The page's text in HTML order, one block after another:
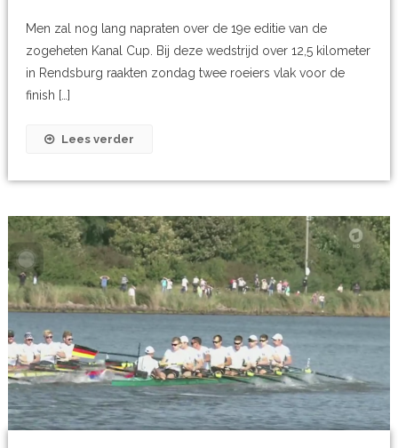
Men zal nog lang napraten over de 19e editie van de
zogeheten Kanal Cup. Bij deze wedstrijd over 12,5 kilometer
in Rendsburg raakten zondag twee roeiers vlak voor de
finish […]
Lees verder